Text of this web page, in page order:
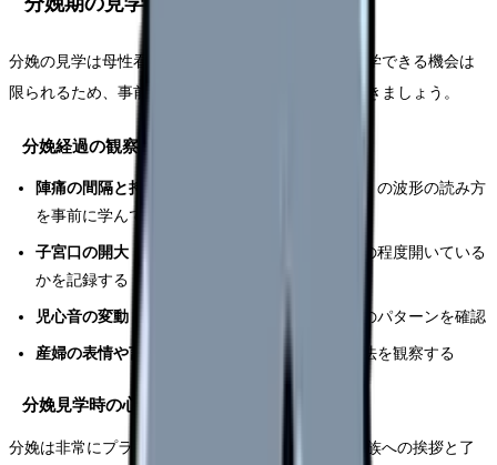
分娩の見学は母性看護学実習のハイライトです。見学できる機会は
限られるため、事前に観察ポイントを明確にしておきましょう。
分娩経過の観察
陣痛の間隔と持続時間
：陣痛計（CTGモニター）の波形の読み方
を事前に学んでおく
子宮口の開大 ：助産師が内診で確認する際、どの程度開いている
かを記録する
児心音の変動 ：基線細変動の有無、一過性徐脈のパターンを確認
産婦の表情や言動 ：痛みの程度やコーピング方法を観察する
分娩見学時の心構え
分娩は非常にプライベートな場面です。産婦とご家族への挨拶と了